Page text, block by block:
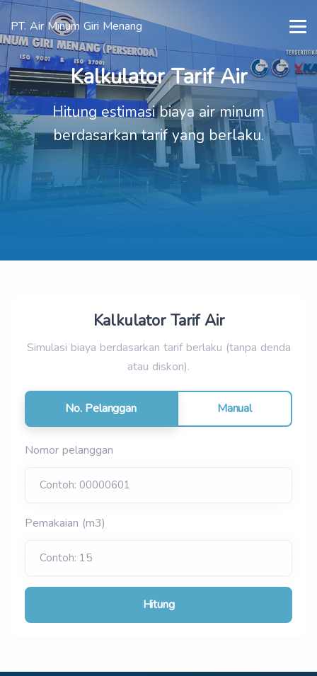
PT. Air Minum Giri Menang
Kalkulator Tarif Air
Hitung estimasi biaya air minum
berdasarkan tarif yang berlaku.
Kalkulator Tarif Air
Simulasi biaya berdasarkan tarif berlaku (tanpa denda
atau diskon).
No. Pelanggan Manual
Nomor pelanggan
Pemakaian (m3)
Hitung